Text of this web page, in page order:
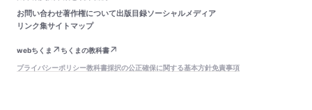
お問い合わせ著作権について出版目録ソーシャルメディア
リンク集サイトマップ
webちくま
ちくまの教科書
プライバシーポリシー教科書採択の公正確保に関する基本方針免責事項